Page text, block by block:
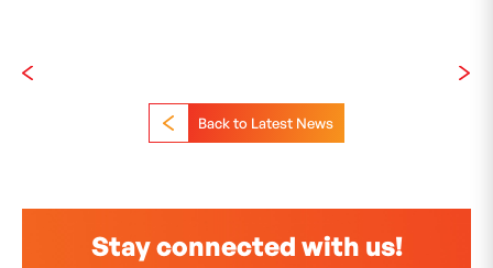
Back to Latest News
Stay connected with us!